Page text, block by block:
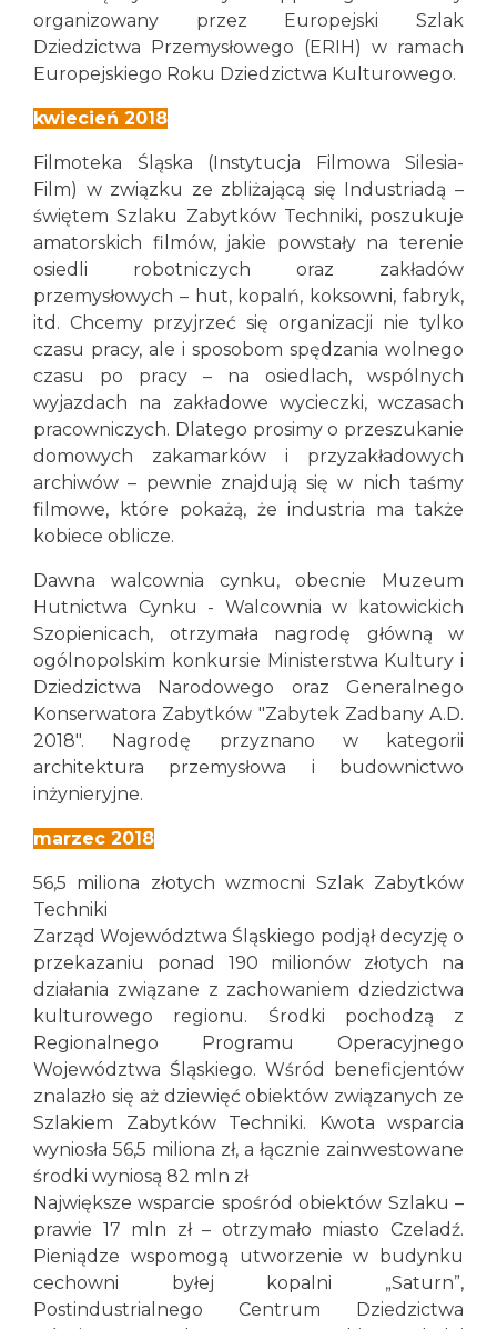
organizowany przez Europejski Szlak
Dziedzictwa Przemysłowego (ERIH) w ramach
Europejskiego Roku Dziedzictwa Kulturowego.
kwiecień 2018
Filmoteka Śląska (Instytucja Filmowa Silesia-
Film) w związku ze zbliżającą się Industriadą –
świętem Szlaku Zabytków Techniki, poszukuje
amatorskich filmów, jakie powstały na terenie
osiedli robotniczych oraz zakładów
przemysłowych – hut, kopalń, koksowni, fabryk,
itd. Chcemy przyjrzeć się organizacji nie tylko
czasu pracy, ale i sposobom spędzania wolnego
czasu po pracy – na osiedlach, wspólnych
wyjazdach na zakładowe wycieczki, wczasach
pracowniczych. Dlatego prosimy o przeszukanie
domowych zakamarków i przyzakładowych
archiwów – pewnie znajdują się w nich taśmy
filmowe, które pokażą, że industria ma także
kobiece oblicze.
Dawna walcownia cynku, obecnie Muzeum
Hutnictwa Cynku - Walcownia w katowickich
Szopienicach, otrzymała nagrodę główną w
ogólnopolskim konkursie Ministerstwa Kultury i
Dziedzictwa Narodowego oraz Generalnego
Konserwatora Zabytków "Zabytek Zadbany A.D.
2018". Nagrodę przyznano w kategorii
architektura przemysłowa i budownictwo
inżynieryjne.
marzec 2018
56,5 miliona złotych wzmocni Szlak Zabytków
Techniki
Zarząd Województwa Śląskiego podjął decyzję o
przekazaniu ponad 190 milionów złotych na
działania związane z zachowaniem dziedzictwa
kulturowego regionu. Środki pochodzą z
Regionalnego Programu Operacyjnego
Województwa Śląskiego. Wśród beneficjentów
znalazło się aż dziewięć obiektów związanych ze
Szlakiem Zabytków Techniki. Kwota wsparcia
wyniosła 56,5 miliona zł, a łącznie zainwestowane
środki wyniosą 82 mln zł
Największe wsparcie spośród obiektów Szlaku –
prawie 17 mln zł – otrzymało miasto Czeladź.
Pieniądze wspomogą utworzenie w budynku
cechowni byłej kopalni „Saturn”,
Postindustrialnego Centrum Dziedzictwa